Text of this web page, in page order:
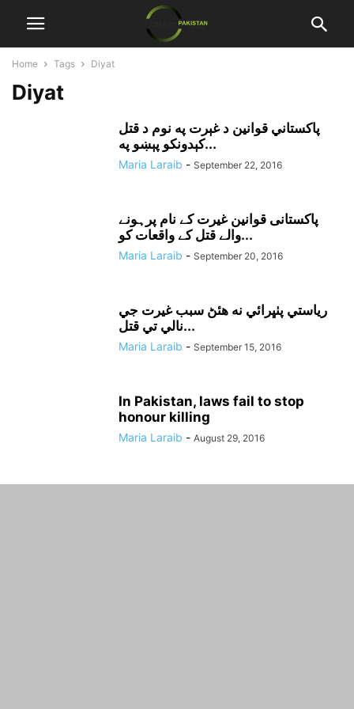
Home Tags Diyat
Diyat
پاکستاني قوانين د غېرت په نوم د قتل
کېدونکو پېښو په...
Maria Laraib - September 22, 2016
پاکستانی قوانین غیرت کے نام پرہونے
والے قتل کے واقعات کو...
Maria Laraib - September 20, 2016
رياستي پٺڀرائي نه هئڻ سبب غيرت جي
نالي تي قتل...
Maria Laraib - September 15, 2016
In Pakistan, laws fail to stop
honour killing
Maria Laraib - August 29, 2016